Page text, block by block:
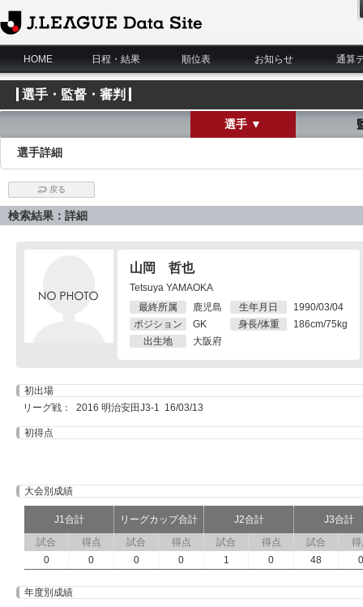
J.League Data Site
HOME
日程・結果 順位表 お知らせ 通算
選手・監督・審判
選手 ▼
選手詳細
戻る
検索結果：詳細
山岡 哲也
Tetsuya YAMAOKA
最終所属
鹿児島
ポジション
GK
出生地
大阪府
生年月日
1990/03/04
身長/体重
186cm/75kg
初出場
リーグ戦： 2016 明治安田J3-1 16/03/13
初得点
大会別成績
J1合計 リーグカップ合計 J2合計
J3合計
試合
得点 試合 得点 試合 得点 試合
得
0
0 0 0 1 0 48 0
年度別成績